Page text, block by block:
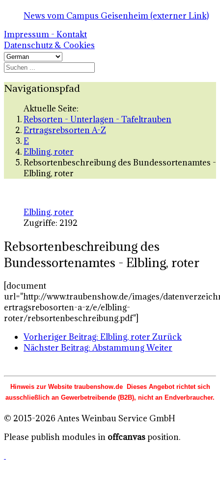
News vom Campus Geisenheim (externer Link)
Impressum - Kontakt
Datenschutz & Cookies
Navigationspfad
Aktuelle Seite:
Rebsorten - Unterlagen - Tafeltrauben
Ertragsrebsorten A-Z
E
Elbling, roter
Rebsortenbeschreibung des Bundessortenamtes -
Elbling, roter
Elbling, roter
Zugriffe: 2192
Rebsortenbeschreibung des
Bundessortenamtes - Elbling, roter
[document
url="http://www.traubenshow.de/images/
ertragsrebosorten-a-z/e/elbling-
roter/rebsortenbeschreibung.pdf"]
Vorheriger Beitrag: Elbling, roter Zurück
Nächster Beitrag: AbstammungWeiter
Hinweis zur Website traubenshow.de Dieses Angebot richtet sich
ausschließlich an Gewerbetreibende (B2B), nicht an Endverbraucher.
© 2015-2026 Antes Weinbau Service GmbH
Please publish modules in offcanvasposition.